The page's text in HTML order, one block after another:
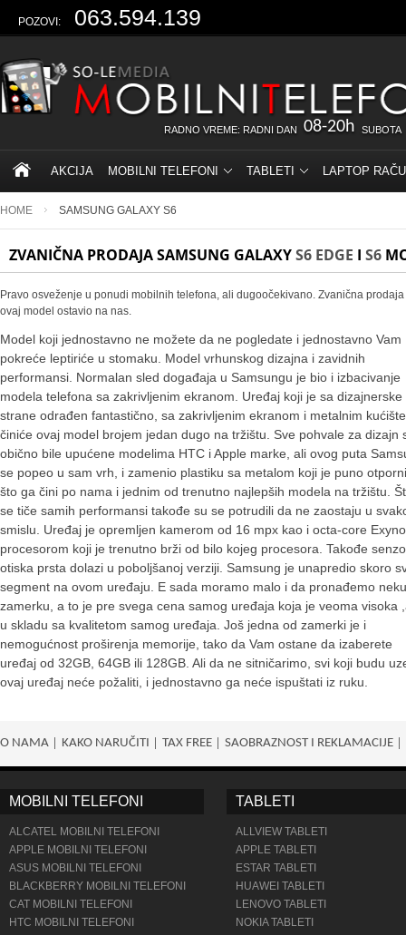
POZOVI: 063.594.139
RADNO VREME: RADNI DAN 08-20h SUBOTA
AKCIJA MOBILNI TELEFONI TABLETI LAPTOP
HOME SAMSUNG GALAXY S6
ZVANIČNA PRODAJA SAMSUNG GALAXYS6 EDGE I S6
Pravo osveženje u ponudi mobilnih telefona, ali dugoočekivano. Zvanična
ovaj model ostavio na nas.
Model koji jednostavno ne možete da ne pogledate i jednostavno Vam
pokreće leptiriće u stomaku. Model vrhunskog dizajna i zavidnih
performansi. Normalan sled događaja u Samsungu je bio i izbacivanje
modela telefona sa zakrivljenim ekranom. Uređaj koji je sa dizajnerske
strane odrađen fantastično, sa zakrivljenim ekranom i metalnim
činiće ovaj model brojem jedan dugo na tržištu. Sve pohvale za dizajn
obično bile upućene modelima HTC i Apple marke, ali ovog puta
se popeo u sam vrh, i zamenio plastiku sa metalom koji je puno
što ga čini po nama i jednim od trenutno najlepših modela na tržištu.
se tiče samih performansi takođe su se potrudili da ne zaostaju u
smislu. Uređaj je opremljen kamerom od 16 mpx kao i octa-core
procesorom koji je trenutno brži od bilo kojeg procesora. Takođe
otiska prsta dolazi u poboljšanoj verziji. Samsung je unapredio skoro
segment na ovom uređaju. E sada moramo malo i da pronađemo neku
zamerku, a to je pre svega cena samog uređaja koja je veoma visoka
u skladu sa kvalitetom samog uređaja. Još jedna od zamerki je i
nemogućnost proširenja memorije, tako da Vam ostane da izaberete
uređaj od 32GB, 64GB ili 128GB. Ali da ne sitničarimo, svi koji budu
ovaj uređaj neće požaliti, i jednostavno ga neće ispuštati iz ruku.
O NAMA KAKO NARUČITI TAX FREE SAOBRAZNOST I REKLAMACIJE
MOBILNI TELEFONI
ALCATEL MOBILNI TELEFONI
APPLE MOBILNI TELEFONI
ASUS MOBILNI TELEFONI
BLACKBERRY MOBILNI TELEFONI
CAT MOBILNI TELEFONI
HTC MOBILNI TELEFONI
TABLETI
ALLVIEW TABLETI
APPLE TABLETI
ESTAR TABLETI
HUAWEI TABLETI
LENOVO TABLETI
NOKIA TABLETI